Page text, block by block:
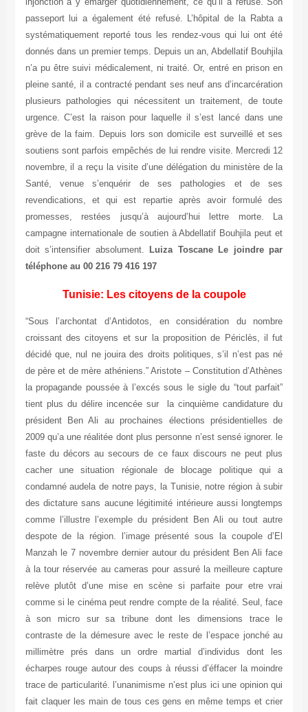
passeport lui a également été refusé. L’hôpital de la Rabta a
systématiquement reporté tous les rendez-vous qui lui ont été
donnés dans un premier temps. Depuis un an, Abdellatif Bouhjila
n’a pu être suivi médicalement, ni traité. Or, entré en prison en
pleine santé, il a contracté pendant ses neuf ans d’incarcération
plusieurs pathologies qui nécessitent un traitement, de toute
urgence. C’est la raison pour laquelle il s’est lancé dans une
grève de la faim. Depuis lors son domicile est surveillé et ses
soutiens sont parfois empêchés de lui rendre visite. Mercredi 12
novembre, il a reçu la visite d’une délégation du ministère de la
Santé, venue s’enquérir de ses pathologies et de ses
revendications, et qui est repartie après avoir formulé des
promesses, restées jusqu’à aujourd’hui lettre morte. La
campagne internationale de soutien à Abdellatif Bouhjila peut et
doit s’intensifier absolument.
Luiza Toscane
Le joindre par
téléphone au 00 216 79 416 197
Tunisie: Les citoyens de la coupole
“Sous l’archontat d’Antidotos, en considération du nombre
croissant des citoyens et sur la proposition de Périclès, il fut
décidé que, nul ne jouira des droits politiques, s’il n’est pas né
de père et de mère athéniens.” Aristote – Constitution d’Athènes
la propagande poussée à l’excés sous le sigle du “tout parfait”
tient plus du délire incencée sur la cinquième candidature du
président Ben Ali au prochaines élections présidentielles de
2009 qu’a une réalitée dont plus personne n’est sensé ignorer. le
faste du décors au secours de ce faux discours ne peut plus
cacher une situation régionale de blocage politique qui a
condamné audela de notre pays, la Tunisie, notre région à subir
des dictature sans aucune légitimité intérieure aussi longtemps
comme l’illustre l’exemple du président Ben Ali ou tout autre
despote de la région. l’image présenté sous la coupole d’El
Manzah le 7 novembre dernier autour du président Ben Ali face
à la tour réservée au cameras pour assuré la meilleure capture
relève plutôt d’une mise en scène si parfaite pour etre vrai
comme si le cinéma peut rendre compte de la réalité. Seul, face
à son micro sur sa tribune dont les dimensions trace le
contraste de la démesure avec le reste de l’espace jonché au
millimètre prés dans un ordre martial d’individus dont les
écharpes rouge autour des coups à réussi d’éffacer la moindre
trace de particularité. l’unanimisme n’est plus ici une opinion qui
fait claquer les main de tous ces gens en même temps et crier